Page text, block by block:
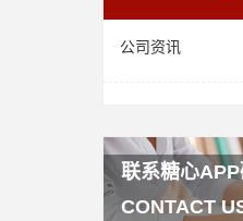
公司资讯
联系糖心
CONTACT